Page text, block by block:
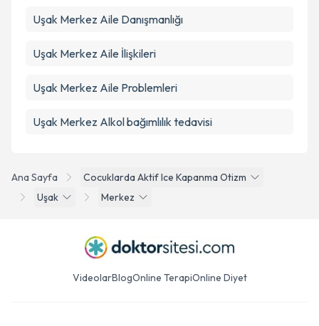
Ana Sayfa
Cocuklarda Aktif Ice Kapanma Otizm
Uşak
Merkez
Uşak Merkez Aile Danışmanlığı
Uşak Merkez Aile İlişkileri
Uşak Merkez Aile Problemleri
Uşak Merkez Alkol bağımlılık tedavisi
VideolarBlogOnline TerapiOnline Diyet